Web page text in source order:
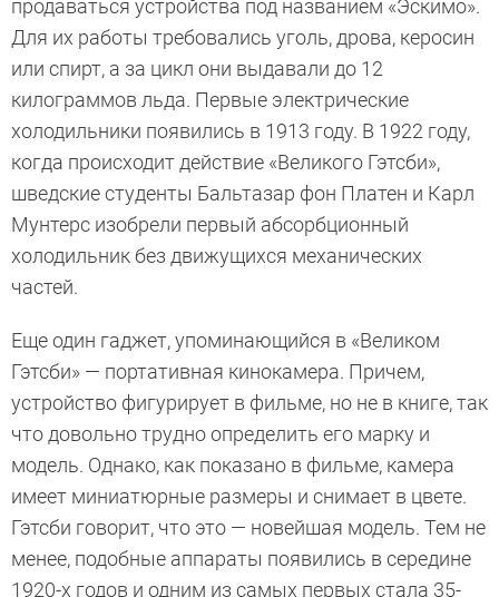
продаваться устройства под названием «Эскимо».
Для их работы требовались уголь, дрова, керосин
или спирт, а за цикл они выдавали до 12
килограммов льда. Первые электрические
холодильники появились в 1913 году. В 1922 году,
когда происходит действие «Великого Гэтсби»,
шведские студенты Бальтазар фон Платен и Карл
Мунтерс изобрели первый абсорбционный
холодильник без движущихся механических
частей.
Еще один гаджет, упоминающийся в «Великом
Гэтсби» — портативная кинокамера. Причем,
устройство фигурирует в фильме, но не в книге, так
что довольно трудно определить его марку и
модель. Однако, как показано в фильме, камера
имеет миниатюрные размеры и снимает в цвете.
Гэтсби говорит, что это — новейшая модель. Тем не
менее, подобные аппараты появились в середине
1920-х годов и одним из самых первых стала 35-